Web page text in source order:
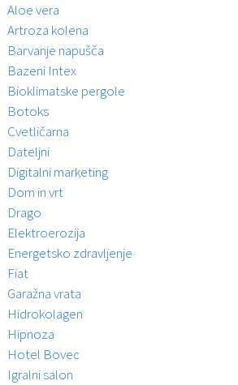
Aloe vera
Artroza kolena
Barvanje napušča
Bazeni Intex
Bioklimatske pergole
Botoks
Cvetličarna
Dateljni
Digitalni marketing
Dom in vrt
Drago
Elektroerozija
Energetsko zdravljenje
Fiat
Garažna vrata
Hidrokolagen
Hipnoza
Hotel Bovec
Igralni salon